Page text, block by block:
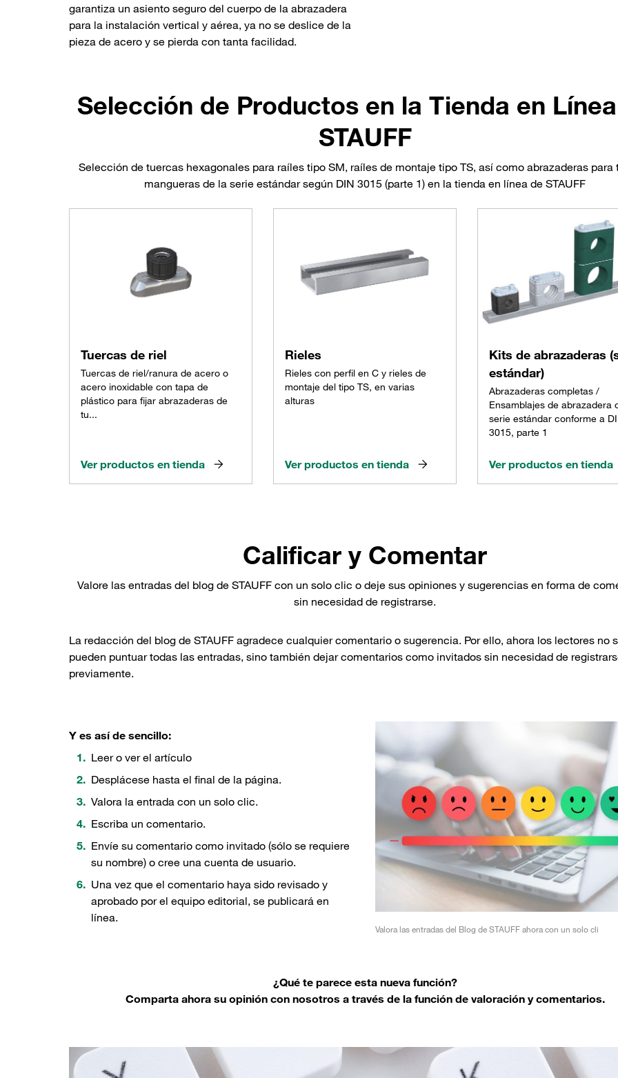
garantiza un asiento seguro del cuerpo de la abrazadera
para la instalación vertical y aérea, ya no se deslice de la
pieza de acero y se pierda con tanta facilidad.
Selección de Productos en la Tienda en
STAUFF
Selección de tuercas hexagonales para raíles tipo SM, raíles de montaje tipo TS, así como abrazaderas para
mangueras de la serie estándar según DIN 3015 (parte 1) en la tienda en línea de STAUFF
Tuercas de riel
Tuercas de riel/ranura de acero o
acero inoxidable con tapa de
plástico para fijar abrazaderas de
tu...
Ver productos en tienda
Rieles
Rieles con perfil en C y rieles de
montaje del tipo TS, en varias
alturas
Ver productos en tienda
Kits de abrazaderas
estándar)
Abrazaderas completas /
Ensamblajes de abrazadera
serie estándar conforme a
3015, parte 1
Ver productos en tienda
Calificar y Comentar
Valore las entradas del blog de STAUFF con un solo clic o deje sus opiniones y sugerencias en forma de
sin necesidad de registrarse.
La redacción del blog de STAUFF agradece cualquier comentario o sugerencia. Por ello, ahora los lectores no
pueden puntuar todas las entradas, sino también dejar comentarios como invitados sin necesidad de
previamente.
Y es así de sencillo:
Leer o ver el artículo
Desplácese hasta el final de la página.
Valora la entrada con un solo clic.
Escriba un comentario.
Envíe su comentario como invitado (sólo se requiere
su nombre) o cree una cuenta de usuario.
Una vez que el comentario haya sido revisado y
aprobado por el equipo editorial, se publicará en
línea.
Valora las entradas del Blog de STAUFF ahora con un solo cli
¿Qué te parece esta nueva función?
Comparta ahora su opinión con nosotros a través de la función de valoración y comentarios.